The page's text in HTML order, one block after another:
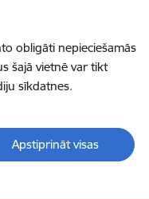
obligāti nepieciešamās
šajā vietnē var tikt
sīkdatnes.
Apstiprināt visas